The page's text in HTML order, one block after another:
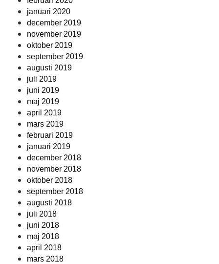
januari 2020
december 2019
november 2019
oktober 2019
september 2019
augusti 2019
juli 2019
juni 2019
maj 2019
april 2019
mars 2019
februari 2019
januari 2019
december 2018
november 2018
oktober 2018
september 2018
augusti 2018
juli 2018
juni 2018
maj 2018
april 2018
mars 2018